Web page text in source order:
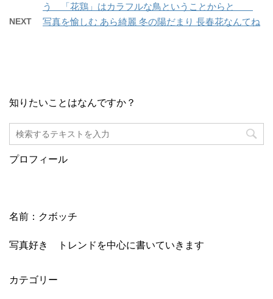
う 「花鶏」はカラフルな鳥ということからと
NEXT 写真を愉しむ あら綺麗 冬の陽だまり 長春花なんてね
知りたいことはなんですか？
プロフィール
名前：クボッチ
写真好き トレンドを中心に書いていきます
カテゴリー